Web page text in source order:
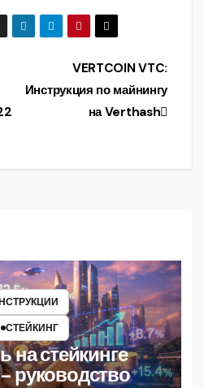
VERTCOIN VTC:
Инструкция по майнингу
на Verthash
СТЕЙКИНГ
на стейкинге
руководство